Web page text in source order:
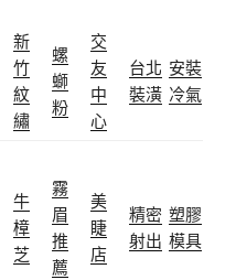
新
竹
紋
繡
螺
螄
粉
交
友
中
心
台北
裝潢
安裝
冷氣
牛
樟
芝
霧
眉
推
薦
美
睫
店
精密
射出
塑膠
模具